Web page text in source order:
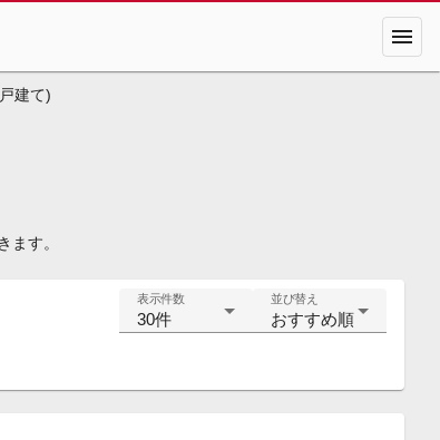
menu
建て)
ます。
表示件数
30件
並び替え
おすすめ順